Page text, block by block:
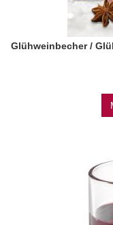
Glühweinbecher /